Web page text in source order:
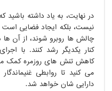
در نهایت، به یاد داشته
نیست، بلکه ایجاد فضایی است
چالش ها روبرو شوند، از آن
کنار یکدیگر رشد کنند. با
کاهش تنش های روزمره کمک می
می کنید تا روابطی
دارایی شان خواهد شد.